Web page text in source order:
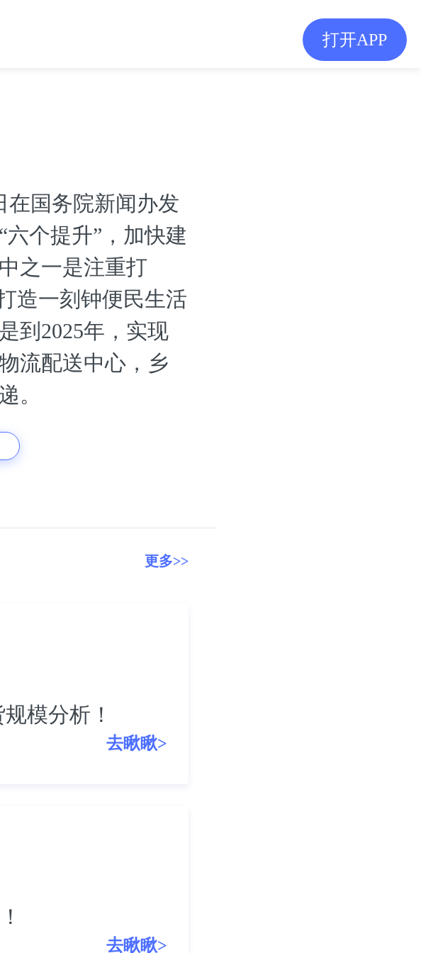
打开APP
在国务院新闻办发
个提升”，加快建
之一是注重打
造一刻钟便民生活
到2025年，实现
流配送中心，乡
。
更多>>
模分析！
去瞅瞅>
去瞅瞅>